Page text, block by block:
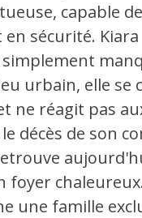
capable
en sécurité.
urbain, elle
ne réagit pas
décès de son
foyer chaleureux.
une famille